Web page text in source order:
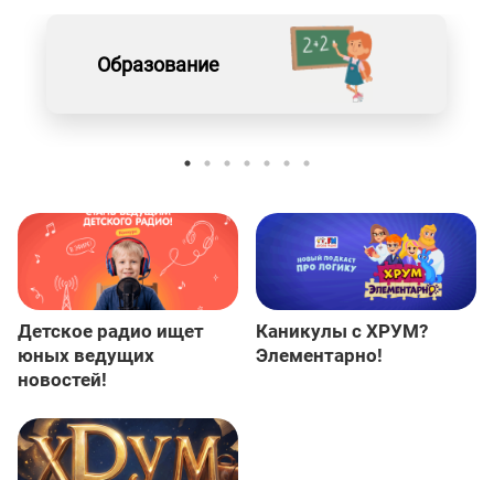
Образование
Детское радио ищет
юных ведущих
новостей!
Каникулы с ХРУМ?
Элементарно!